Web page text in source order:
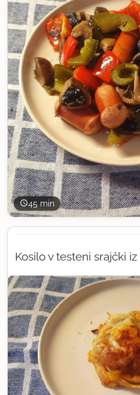
45 min
Kosilo v testeni srajčki